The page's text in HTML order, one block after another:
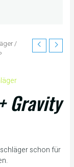
/
Gravity
schon für